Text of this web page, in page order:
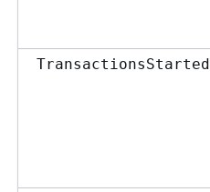
TransactionsStarted